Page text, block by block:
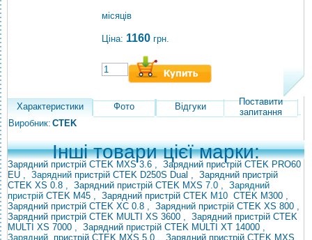
місяців
Ціна: 1160 грн.
Характеристики Фото Відгуки
Поставити
запитання
Виробник: CTEK
Інші товари цієї марки:
Зарядний пристрій CTEK MXS 3.6 , Зарядний пристрій CTEK PRO60
EU , Зарядний пристрій CTEK D250S Dual , Зарядний пристрій
CTEK XS 0.8 , Зарядний пристрій CTEK MXS 7.0 , Зарядний
пристрій CTEK M45 , Зарядний пристрій CTEK M10 CTEK M300 ,
Зарядний пристрій CTEK XC 0.8 , Зарядний пристрій CTEK XS 800 ,
Зарядний пристрій CTEK MULTI XS 3600 , Зарядний пристрій CTEK
MULTI XS 7000 , Зарядний пристрій CTEK MULTI XT 14000 ,
Зарядний пристрій CTEK MXS 5.0 , Зарядний пристрій CTEK MXS